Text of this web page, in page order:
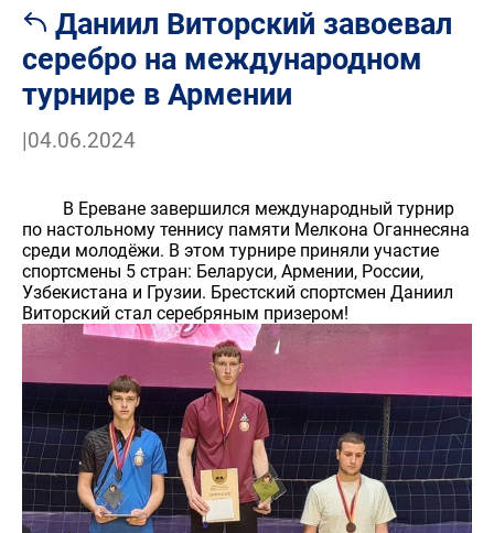
Даниил Виторский завоевал
серебро на международном
турнире в Армении
|04.06.2024
В Ереване завершился международный турнир
по настольному теннису памяти Мелкона Оганнесяна
среди молодёжи. В этом турнире приняли участие
спортсмены 5 стран: Беларуси, Армении, России,
Узбекистана и Грузии. Брестский спортсмен Даниил
Виторский стал серебряным призером!